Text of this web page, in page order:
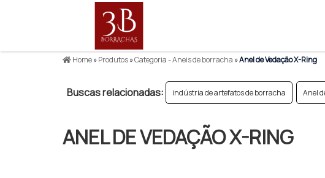
Home»Produtos»Categoria - Aneis de borracha »Anel de Vedação X-Ring
Buscas relacionadas: indústria de artefatos de borracha Anel
ANEL DE VEDAÇÃO X-RING